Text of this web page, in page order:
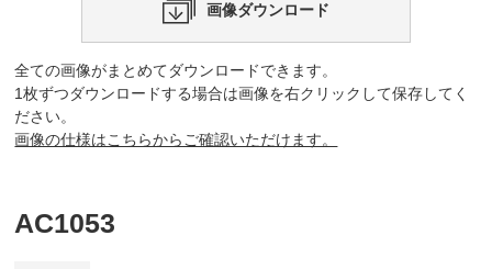
画像ダウンロード
全ての画像がまとめてダウンロードできます。
1枚ずつダウンロードする場合は画像を右クリックして保存してく
ださい。
画像の仕様はこちらからご確認いただけます。
AC1053